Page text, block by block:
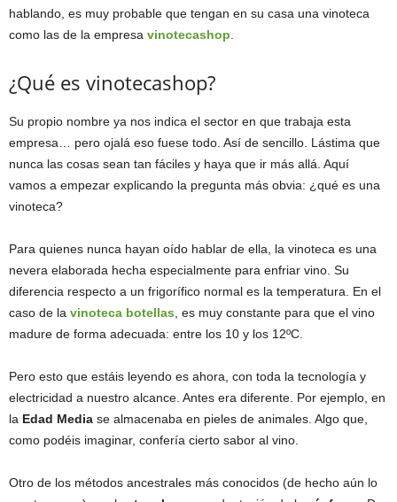
hablando, es muy probable que tengan en su casa una vinoteca
como las de la empresa vinotecashop
¿Qué es vinotecashop?
Su propio nombre ya nos indica el sector en que trabaja esta
empresa… pero ojalá eso fuese todo. Así de sencillo. Lástima que
nunca las cosas sean tan fáciles y haya que ir más allá. Aquí
vamos a empezar explicando la pregunta más obvia: ¿qué es una
vinoteca?
Para quienes nunca hayan oído hablar de ella, la vinoteca es una
nevera elaborada hecha especialmente para enfriar vino. Su
diferencia respecto a un frigorífico normal es la temperatura. En el
caso de la vinoteca botellas , es muy constante para que el vino
madure de forma adecuada: entre los 10 y los 12ºC.
Pero esto que estáis leyendo es ahora, con toda la tecnología y
electricidad a nuestro alcance. Antes era diferente. Por ejemplo, en
la Edad Media se almacenaba en pieles de animales. Algo que,
como podéis imaginar, confería cierto sabor al vino.
Otro de los métodos ancestrales más conocidos (de hecho aún lo